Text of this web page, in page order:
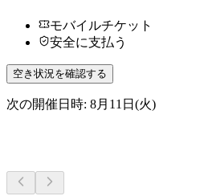
モバイルチケット
安全に支払う
空き状況を確認する
次の開催日時: 8月11日(火)